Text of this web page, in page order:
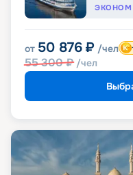
ЭКОНОМ
от 50 876 ₽ /чел
55 300₽ /чел